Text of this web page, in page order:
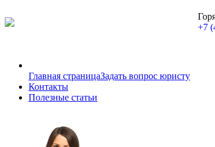
+7
Главная страницаЗадать вопрос юристу
Контакты
Полезные статьи